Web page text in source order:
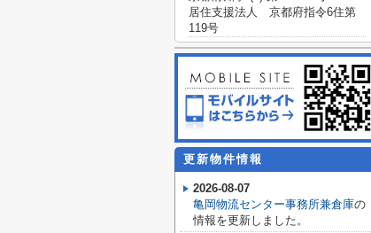
居住支援法人 京都府指令6住第
119号
更新物件情報
2026-08-07
亀岡物流センター事務所兼倉庫の
情報を更新しました。